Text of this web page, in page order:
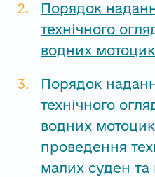
Порядок
технічного
водних
Порядок
технічного
водних
проведення
малих суден та